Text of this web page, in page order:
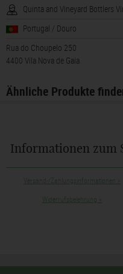
Quinta and Vineyard Bottlers
Portugal / Douro
Rua do Choupelo 250
4400 Vila Nova de Gaia
Ähnliche Produkte
Informationen zum
Versand-/Zahlungsinformationen
Widerrufsbelehrung